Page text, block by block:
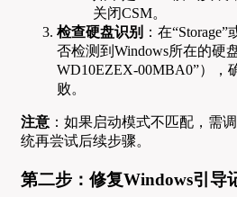
关闭CSM。
检查硬盘识别 ：在
否检测到Windows所在的硬
WD10EZEX-00MBA0”），
败。
注意 ：如果启动模式不匹配，需
统再尝试后续步骤。
第二步：修复Windows引导